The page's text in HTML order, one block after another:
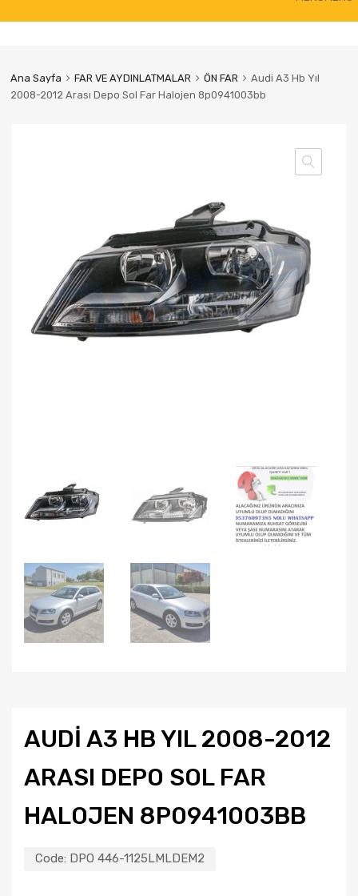
content
Ana Sayfa FAR VE AYDINLATMALAR ÖN FAR
Audi A3 Hb Yıl
2008-2012 Arası Depo Sol Far Halojen 8p0941003bb
AUDI A3 HB YIL 2008-2012
ARASI DEPO SOL FAR
HALOJEN 8P0941003BB
Code: DPO 446-1125LMLDEM2